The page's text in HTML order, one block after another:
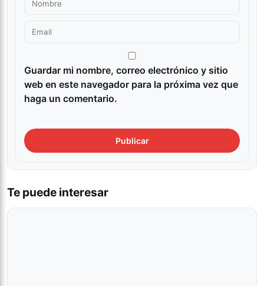
Guardar mi nombre, correo electrónico y sitio
web en este navegador para la próxima vez que
haga un comentario.
Te puede interesar